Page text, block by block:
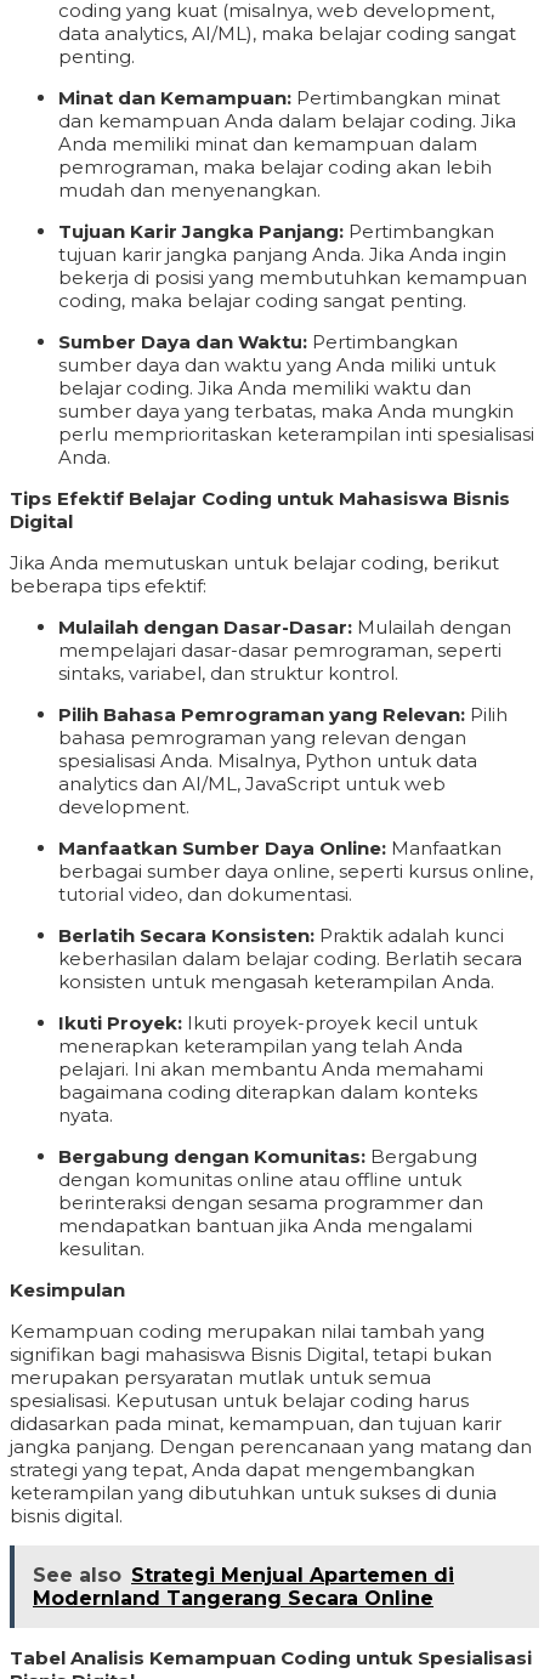
coding yang kuat (misalnya, web development,
data analytics, AI/ML), maka belajar coding sangat
penting.
Minat dan Kemampuan: Pertimbangkan minat
dan kemampuan Anda dalam belajar coding. Jika
Anda memiliki minat dan kemampuan dalam
pemrograman, maka belajar coding akan lebih
mudah dan menyenangkan.
Tujuan Karir Jangka Panjang: Pertimbangkan
tujuan karir jangka panjang Anda. Jika Anda ingin
bekerja di posisi yang membutuhkan kemampuan
coding, maka belajar coding sangat penting.
Sumber Daya dan Waktu: Pertimbangkan
sumber daya dan waktu yang Anda miliki untuk
belajar coding. Jika Anda memiliki waktu dan
sumber daya yang terbatas, maka Anda mungkin
perlu memprioritaskan keterampilan inti spesialisasi
Anda.
Tips Efektif Belajar Coding untuk Mahasiswa Bisnis
Digital
Jika Anda memutuskan untuk belajar coding, berikut
beberapa tips efektif:
Mulailah dengan Dasar-Dasar: Mulailah dengan
mempelajari dasar-dasar pemrograman, seperti
sintaks, variabel, dan struktur kontrol.
Pilih Bahasa Pemrograman yang Relevan: Pilih
bahasa pemrograman yang relevan dengan
spesialisasi Anda. Misalnya, Python untuk data
analytics dan AI/ML, JavaScript untuk web
development.
Manfaatkan Sumber Daya Online: Manfaatkan
berbagai sumber daya online, seperti kursus online,
tutorial video, dan dokumentasi.
Berlatih Secara Konsisten: Praktik adalah kunci
keberhasilan dalam belajar coding. Berlatih secara
konsisten untuk mengasah keterampilan Anda.
Ikuti Proyek: Ikuti proyek-proyek kecil untuk
menerapkan keterampilan yang telah Anda
pelajari. Ini akan membantu Anda memahami
bagaimana coding diterapkan dalam konteks
nyata.
Bergabung dengan Komunitas: Bergabung
dengan komunitas online atau offline untuk
berinteraksi dengan sesama programmer dan
mendapatkan bantuan jika Anda mengalami
kesulitan.
Kesimpulan
Kemampuan coding merupakan nilai tambah yang
signifikan bagi mahasiswa Bisnis Digital, tetapi bukan
merupakan persyaratan mutlak untuk semua
spesialisasi. Keputusan untuk belajar coding harus
didasarkan pada minat, kemampuan, dan tujuan karir
jangka panjang. Dengan perencanaan yang matang dan
strategi yang tepat, Anda dapat mengembangkan
keterampilan yang dibutuhkan untuk sukses di dunia
bisnis digital.
See also Strategi Menjual Apartemen di
Modernland Tangerang Secara Online
Tabel Analisis Kemampuan Coding untuk Spesialisasi